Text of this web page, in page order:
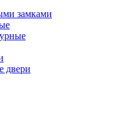
замками
двери